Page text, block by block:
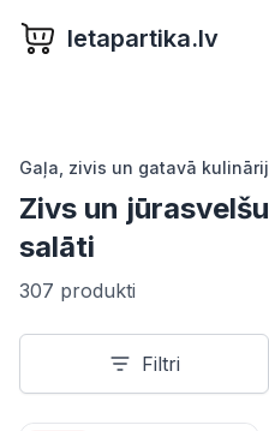
letapartika.lv
Gaļa, zivis un gatavā
Zivs un
salāti
307 produkti
Filtri